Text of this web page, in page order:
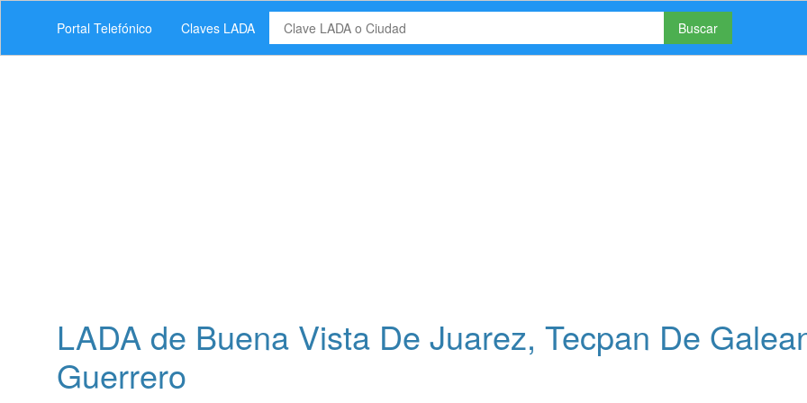
Portal Telefónico Claves LADA Buscar
LADA de Buena Vista De Juarez, Tecpan De
Guerrero